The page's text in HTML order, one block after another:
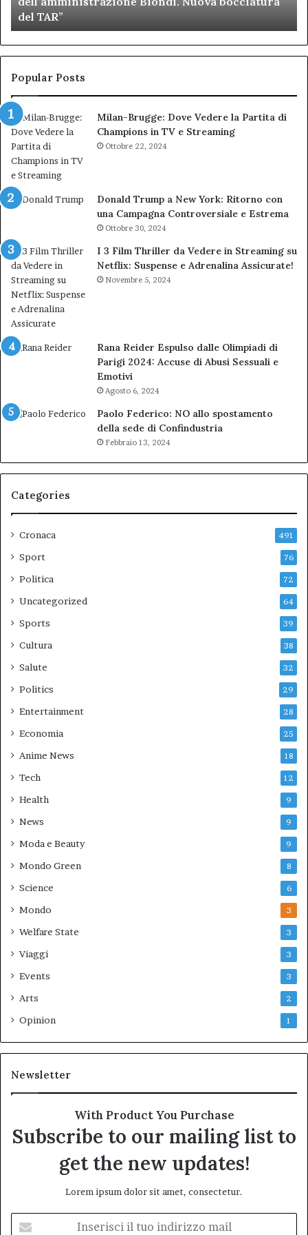
dell’amministrazione
Biondi.
Nuova
bocciatura
del
del TAR”
ai
Popular Posts
Milan-Brugge: Dove Vedere la Partita di
Champions in TV e Streaming
Ottobre 22, 2024
Donald Trump a New York: Ritorno con
una Campagna Controversiale e Estrema
Ottobre 30, 2024
I 3 Film Thriller da Vedere in Streaming su
Netflix: Suspense e Adrenalina Assicurate!
Novembre 5, 2024
Rana Reider Espulso dalle Olimpiadi di
Parigi 2024: Accuse di Abusi Sessuali e
Emotivi
Agosto 6, 2024
Paolo Federico: NO allo spostamento
della sede di Confindustria
Febbraio 13, 2024
Categories
Cronaca 491
Sport 76
Politica 72
Uncategorized 64
Sports 39
Cultura 38
Salute 32
Politics 29
Entertainment 28
Economia 25
Anime News 18
Tech 12
Health 9
News 9
Moda e Beauty 9
Mondo Green 8
Science 6
Mondo 3
Welfare State 3
Viaggi 3
Events 3
Arts 2
Opinion 1
Newsletter
With Product You Purchase
Subscribe to our mailing list to
get the new updates!
Lorem ipsum dolor sit amet, consectetur.